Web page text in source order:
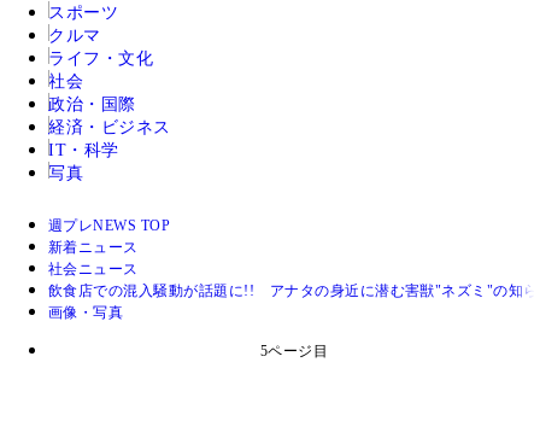
スポーツ
クルマ
ライフ・文化
社会
政治・国際
経済・ビジネス
IT・科学
写真
週プレNEWS TOP
新着ニュース
社会ニュース
飲食店での混入騒動が話題に!! アナタの身近に潜む害獣"ネズミ"の知
画像・写真
5ページ目